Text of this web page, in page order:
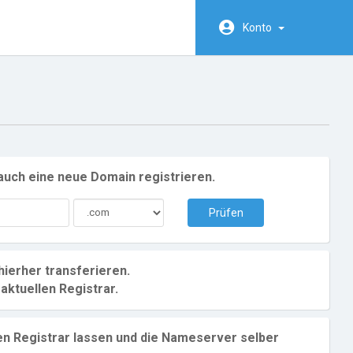
Konto
eine neue Domain registrieren.
Prüfen
transferieren.
Registrar.
Registrar lassen und die Nameserver selber